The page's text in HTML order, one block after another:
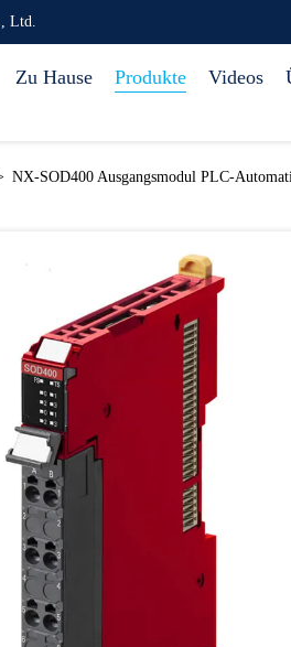
Ltd.
Zu Hause Produkte Videos
NX-SOD400 Ausgangsmodul PLC-